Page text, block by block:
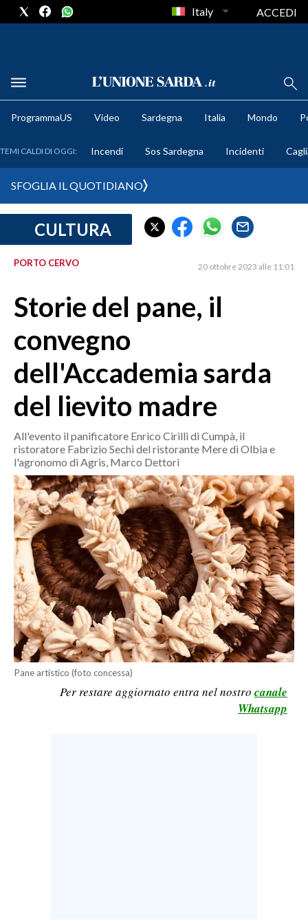
METEO
CRONACA SARDEGNA
MEDIO CAMPIDANO
ORISTANO E PROVINCIA
SASSARI E PROVINCIA
GALLURA
NUORO E PROVINCIA
OGLIASTRA
AGENDA
CRONACA
ITALIA
MONDO
POLITICA
ECONOMIA
SERVIZI ALLE IMPRESE
LAVORO
BANDI
SPORT IN SARDEGNA
Italy ACCEDI
ProgrammaUS Video Sardegna Italia Mondo
TEMI CALDI DI OGGI: Incendi Sos Sardegna Incidenti
SFOGLIA IL QUOTIDIANO
CULTURA
PORTO CERVO 20 ottobre 2023 alle 11:01
Storie del pane, il
convegno
dell'Accademia sarda
del lievito madre
All'evento il panificatore Enrico Cirilli di Cumpà, il
ristoratore Fabrizio Sechi del ristorante Mere di Olbia e
l'agronomo di Agris, Marco Dettori
Pane artistico (foto concessa)
Per restare aggiornato entra nel nostro canale
Whatsapp